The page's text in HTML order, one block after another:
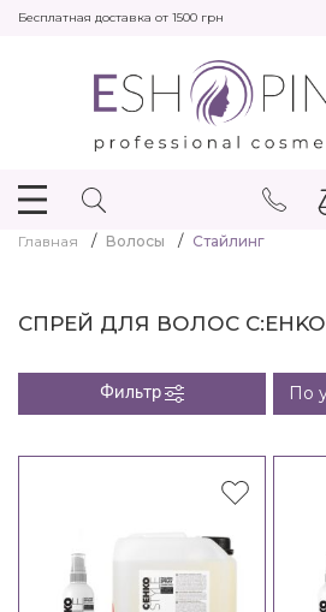
Бесплатная доставка от 1500 грн
Главная Волосы Стайлинг
СПРЕЙ ДЛЯ ВОЛОС C:EHKO
Фильтр